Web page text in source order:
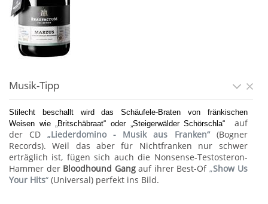
Musik-Tipp
Stilecht beschallt wird das Schäufele-Braten von fränkischen
Weisen wie „Britschäbraat“ oder „Steigerwälder Schörschla“ auf
der CD„Liederdomino - Musik aus Franken“ (Bogner
Records). Weil das aber für Nichtfranken nur schwer
erträglich ist, fügen sich auch die Nonsense-Testosteron-
Hammer derBloodhound Gangauf ihrer Best-Of„Show Us
Your Hits“ (Universal) perfekt ins Bild.